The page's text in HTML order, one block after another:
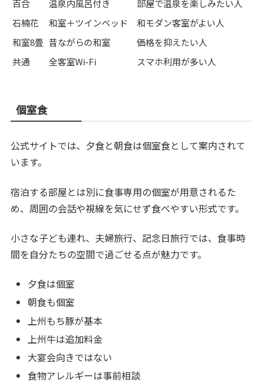
百合 温泉内風呂付き
部屋で温泉を楽しみたい人
石楠花
和室＋ツインベッド
和モダン客室がよい人
和室8畳 昔ながらの和室
価格を抑えたい人
共通
全客室Wi-Fi スマホ利用が多い人
個室食
公式サイトでは、夕食と朝食は個室食として案内されて
います。
宿泊する部屋とは別に食事専用の個室が用意されるた
め、周囲の会話や視線を気にせず食べやすい形式です。
小さな子ども連れ、夫婦旅行、記念日旅行では、食事時
間を自分たちの空間で過ごせる点が魅力です。
夕食は個室
朝食も個室
上州もち豚が基本
上州牛は追加料金
大宴会向きではない
食物アレルギーは事前相談